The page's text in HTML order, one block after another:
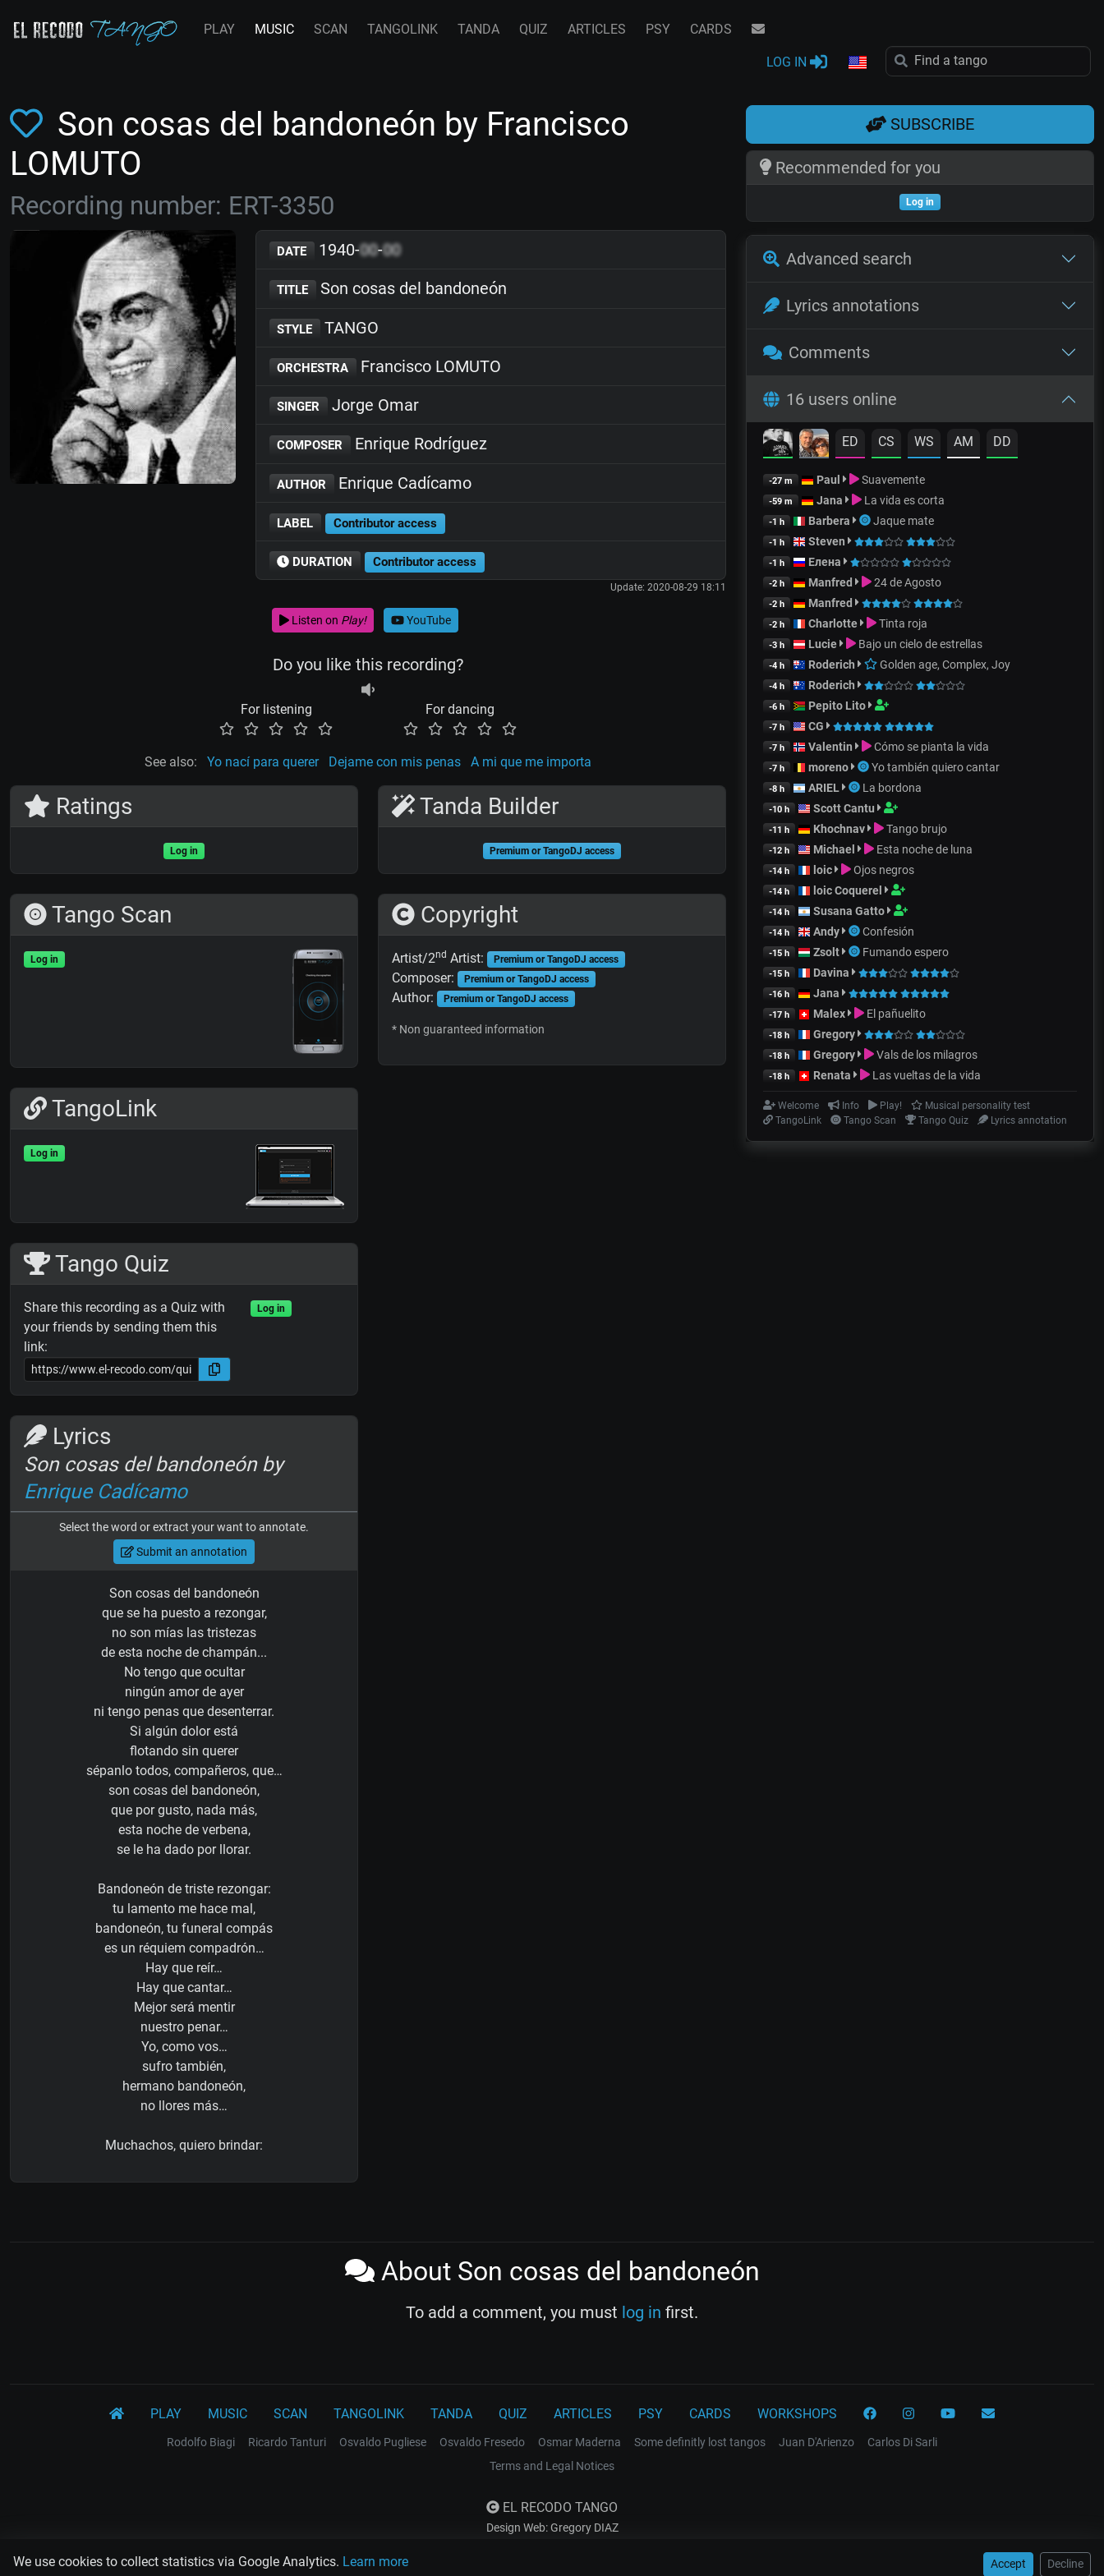
We use cookies to collect statistics via Google Analytics. Learn more Accept Decline
PLAY MUSIC SCAN TANGOLINK TANDA QUIZ ARTICLES PSY CARDS
LOG IN
Son cosas del bandoneón by Francisco
LOMUTO
Recording number: ERT-3350
DATE 1940-00-00
TITLE Son cosas del bandoneón
STYLE TANGO
ORCHESTRA Francisco LOMUTO
SINGER Jorge Omar
COMPOSER Enrique Rodríguez
AUTHOR Enrique Cadícamo
LABEL Contributor access
DURATION Contributor access
Update: 2020-08-29 18:11
Listen on Play! YouTube
Do you like this recording?
For listening For dancing
See also: Yo nací para querer Dejame con mis penas A mi que me importa
Ratings
Log in
Tango Scan
Log in
TangoLink
Log in
Tango Quiz
Share this recording as a Quiz with
your friends by sending them this
link:
Log in
Lyrics
Son cosas del bandoneón by
Enrique Cadícamo
Select the word or extract your want to annotate.
Submit an annotation
Son cosas del bandoneón
que se ha puesto a rezongar,
no son mías las tristezas
de esta noche de champán...
No tengo que ocultar
ningún amor de ayer
ni tengo penas que desenterrar.
Si algún dolor está
flotando sin querer
sépanlo todos, compañeros, que…
son cosas del bandoneón,
que por gusto, nada más,
esta noche de verbena,
se le ha dado por llorar.
Bandoneón de triste rezongar:
tu lamento me hace mal,
bandoneón, tu funeral compás
es un réquiem compadrón…
Hay que reír…
Hay que cantar…
Mejor será mentir
nuestro penar…
Yo, como vos…
sufro también,
hermano bandoneón,
no llores más…
Muchachos, quiero brindar:
Tanda Builder
Premium or TangoDJ access
Copyright
Artist/2nd Artist: Premium or TangoDJ access
Composer: Premium or TangoDJ access
Author: Premium or TangoDJ access
* Non guaranteed information
SUBSCRIBE
Recommended for you
Log in
Advanced search
Lyrics annotations
Comments
16 users online
ED CS WS AM DD
-27 m Paul Suavemente
-59 m Jana La vida es corta
-1 h Barbera Jaque mate
-1 h Steven
-1 h Елена
-2 h Manfred 24 de Agosto
-2 h Manfred
-2 h Charlotte Tinta roja
-3 h Lucie Bajo un cielo de estrellas
-4 h Roderich Golden age, Complex, Joy
-4 h Roderich
-6 h Pepito Lito
-7 h CG
-7 h Valentin Cómo se pianta la vida
-7 h moreno Yo también quiero cantar
-8 h ARIEL La bordona
-10 h Scott Cantu
-11 h Khochnav Tango brujo
-12 h Michael Esta noche de luna
-14 h loic Ojos negros
-14 h loic Coquerel
-14 h Susana Gatto
-14 h Andy Confesión
-15 h Zsolt Fumando espero
-15 h Davina
-16 h Jana
-17 h Malex El pañuelito
-18 h Gregory
-18 h Gregory Vals de los milagros
-18 h Renata Las vueltas de la vida
Welcome Info Play!
Musical personality test
TangoLink
Tango Scan Tango Quiz Lyrics annotation
About Son cosas del bandoneón
To add a comment, you must log in first.
PLAY MUSIC SCAN TANGOLINK TANDA QUIZ ARTICLES PSY CARDS WORKSHOPS
Rodolfo Biagi Ricardo Tanturi Osvaldo Pugliese Osvaldo Fresedo Osmar Maderna Some definitly lost tangos Juan D'Arienzo
Carlos Di Sarli
Terms and Legal Notices
EL RECODO TANGO
Design Web: Gregory DIAZ